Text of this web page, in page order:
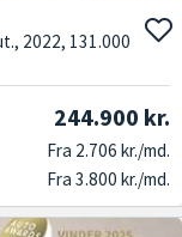
2022, 131.000
244.900 kr.
Fra 2.706 kr./md.
Fra 3.800 kr./md.